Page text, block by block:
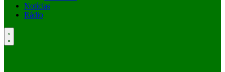
Notícias
Rádio